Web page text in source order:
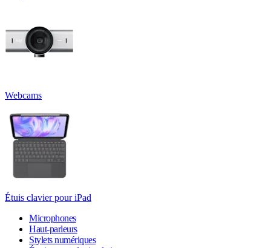
Webcams
Étuis clavier pour iPad
Microphones
Haut-parleurs
Stylets numériques